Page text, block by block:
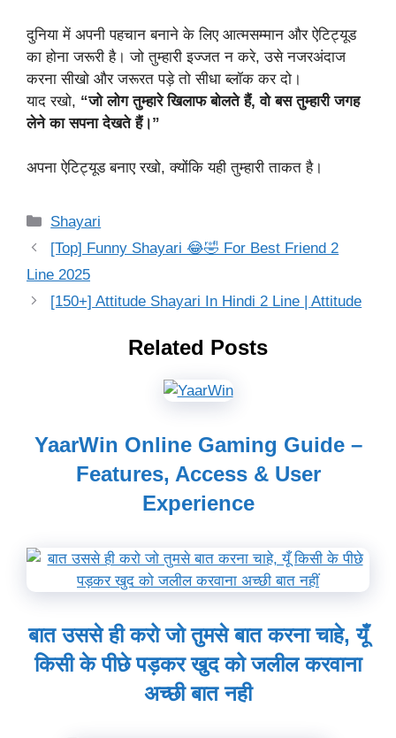
दुनिया में अपनी पहचान बनाने के लिए आत्मसम्मान और ऐटिट्यूड
का होना जरूरी है। जो तुम्हारी इज्जत न करे, उसे नजरअंदाज
करना सीखो और जरूरत पड़े तो सीधा ब्लॉक कर दो।
याद रखो, “जो लोग तुम्हारे खिलाफ बोलते हैं, वो बस तुम्हारी जगह
लेने का सपना देखते हैं।”
अपना ऐटिट्यूड बनाए रखो, क्योंकि यही तुम्हारी ताकत है।
Categories
Shayari
[Top] Funny Shayari 😂🤣 For Best Friend 2
Line 2025
[150+] Attitude Shayari In Hindi 2 Line | Attitude
Related Posts
YaarWin Online Gaming Guide –
Features, Access & User
Experience
बात उससे ही करो जो तुमसे बात करना चाहे, यूँ
किसी के पीछे पड़कर खुद को जलील करवाना
अच्छी बात नही